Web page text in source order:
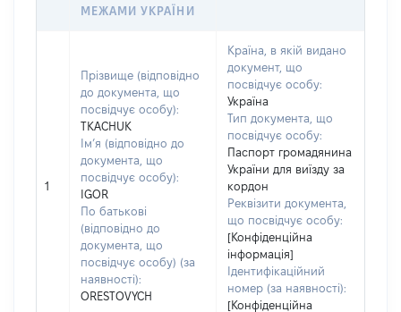
МЕЖАМИ УКРАЇНИ
1
Прізвище (відповідно
до документа, що
посвідчує особу):
TKACHUK
Ім’я (відповідно до
документа, що
посвідчує особу):
IGOR
По батькові
(відповідно до
документа, що
посвідчує особу) (за
наявності):
ORESTOVYCH
Країна, в якій видано
документ, що
посвідчує особу:
Україна
Тип документа, що
посвідчує особу:
Паспорт громадянина
України для виїзду за
кордон
Реквізити документа,
що посвідчує особу:
[Конфіденційна
інформація]
Ідентифікаційний
номер (за наявності):
[Конфіденційна